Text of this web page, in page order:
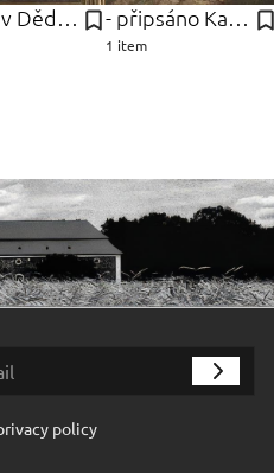
Jaroslav Dědina - připsáno Kauffmann
1 item
policy